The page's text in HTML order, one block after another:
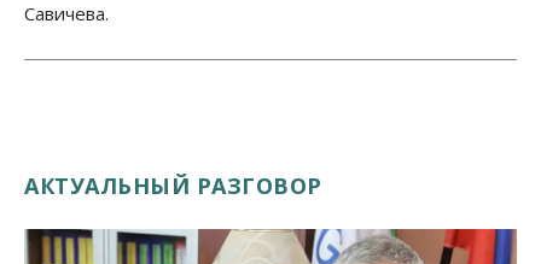
Савичева.
АКТУАЛЬНЫЙ РАЗГОВОР